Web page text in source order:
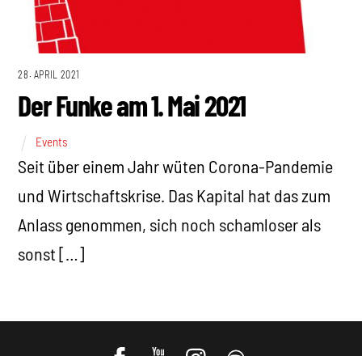
28. APRIL 2021
Der Funke am 1. Mai 2021
Events
Seit über einem Jahr wüten Corona-Pandemie
und Wirtschaftskrise. Das Kapital hat das zum
Anlass genommen, sich noch schamloser als
sonst […]